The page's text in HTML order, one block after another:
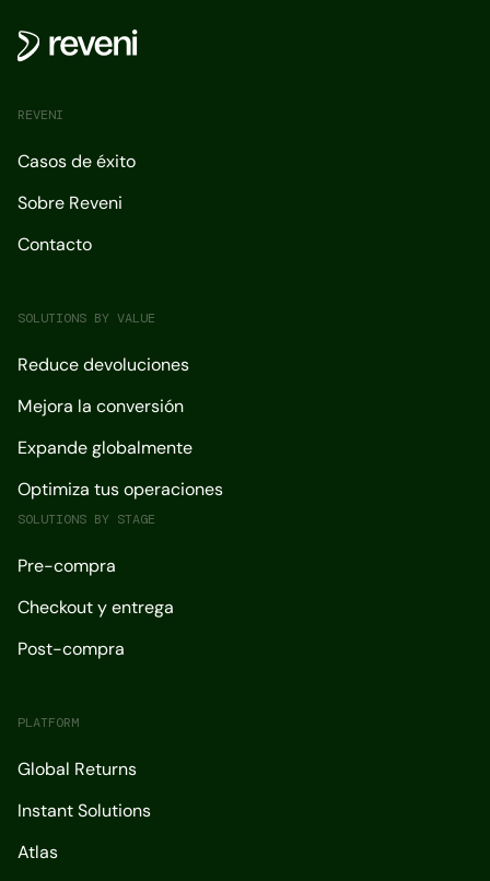
REVENI
Casos de éxito
Sobre Reveni
Contacto
SOLUTIONS BY VALUE
Reduce devoluciones
Mejora la conversión
Expande globalmente
Optimiza tus operaciones
SOLUTIONS BY STAGE
Pre-compra
Checkout y entrega
Post-compra
PLATFORM
Global Returns
Instant Solutions
Atlas